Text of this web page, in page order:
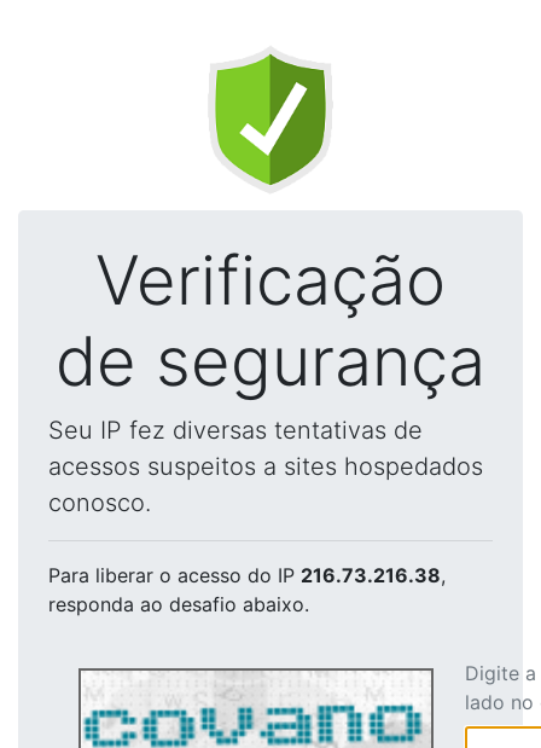
Verificação
de segurança
Seu IP fez diversas tentativas de
acessos suspeitos a sites hospedados
conosco.
Para liberar o acesso do IP 216.73.216.38,
responda ao desafio abaixo.
Digite
lado no